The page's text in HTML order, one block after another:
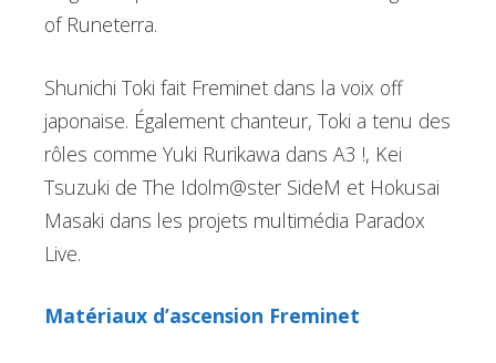
of Runeterra.
Shunichi Toki fait Freminet dans la voix off
japonaise. Également chanteur, Toki a tenu des
rôles comme Yuki Rurikawa dans A3 !, Kei
Tsuzuki de The Idolm@ster SideM et Hokusai
Masaki dans les projets multimédia Paradox
Live.
Matériaux d’ascension Freminet